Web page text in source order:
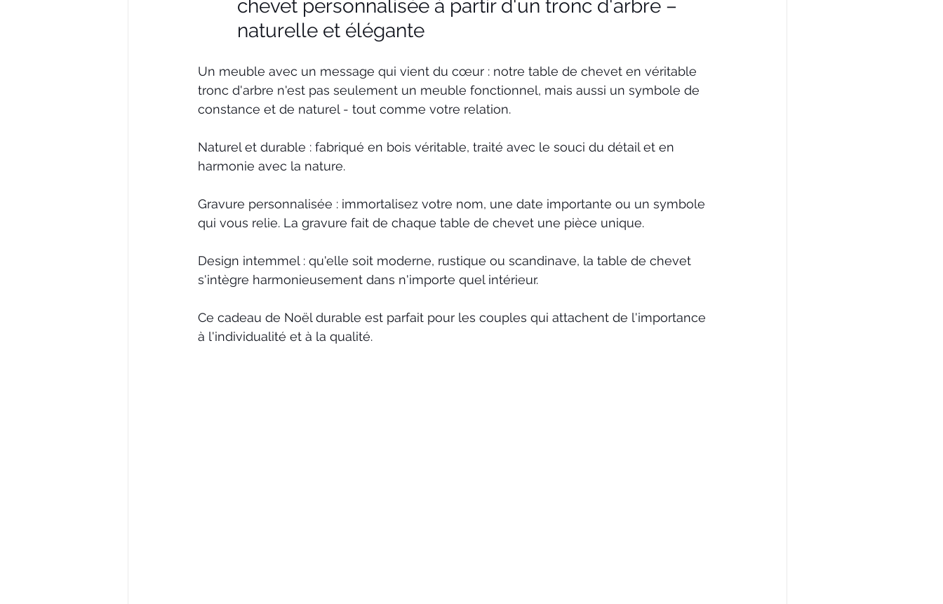
chevet personnalisée à partir d'un tronc d'arbre –
naturelle et élégante
Un meuble avec un message qui vient du cœur : notre table de chevet en véritable
tronc d'arbre n'est pas seulement un meuble fonctionnel, mais aussi un symbole de
constance et de naturel - tout comme votre relation.
Naturel et durable : fabriqué en bois véritable, traité avec le souci du détail et en
harmonie avec la nature.
Gravure personnalisée : immortalisez votre nom, une date importante ou un symbole
qui vous relie. La gravure fait de chaque table de chevet une pièce unique.
Design intemmel : qu'elle soit moderne, rustique ou scandinave, la table de chevet
s'intègre harmonieusement dans n'importe quel intérieur.
Ce cadeau de Noël durable est parfait pour les couples qui attachent de l'importance
à l'individualité et à la qualité.